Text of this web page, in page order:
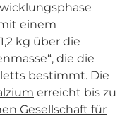
einem
kg über die
die die
bestimmt. Die
erreicht bis zu
Gesellschaft für